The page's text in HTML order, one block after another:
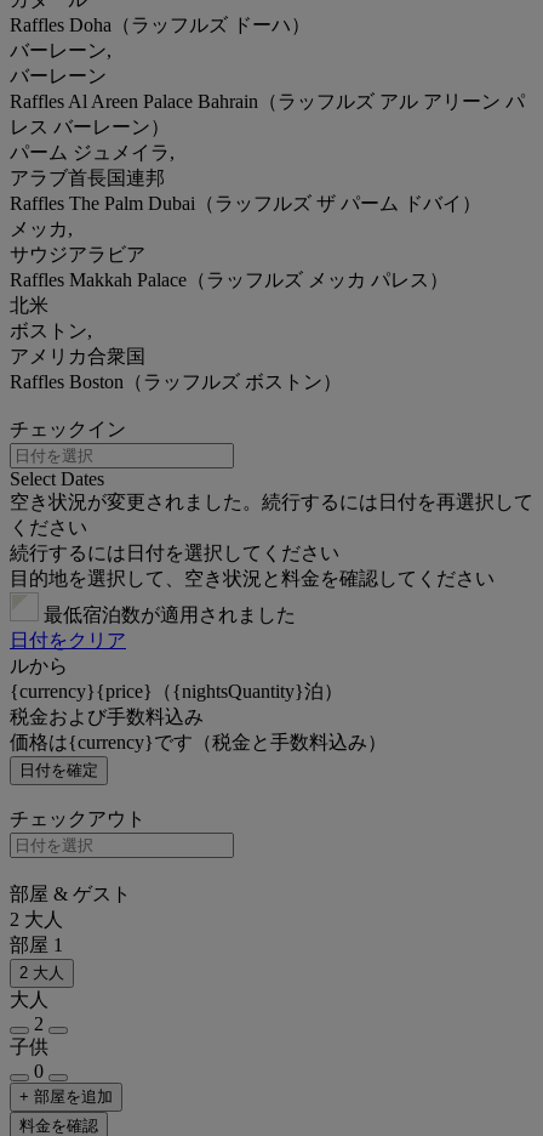
Raffles Doha（ラッフルズ ドーハ）
バーレーン,
バーレーン
Raffles Al Areen Palace Bahrain（ラッフルズ アル アリーン パ
レス バーレーン）
パーム ジュメイラ,
アラブ首長国連邦
Raffles The Palm Dubai（ラッフルズ ザ パーム ドバイ）
メッカ,
サウジアラビア
Raffles Makkah Palace（ラッフルズ メッカ パレス）
北米
ボストン,
アメリカ合衆国
Raffles Boston（ラッフルズ ボストン）
チェックイン
Select Dates
空き状況が変更されました。続行するには日付を再選択して
ください
続行するには日付を選択してください
目的地を選択して、空き状況と料金を確認してください
最低宿泊数が適用されました
日付をクリア
ルから
{currency}{price}（{nightsQuantity}泊）
税金および手数料込み
価格は{currency}です（税金と手数料込み）
日付を確定
チェックアウト
部屋 & ゲスト
2 大人
部屋 1
2 大人
大人
2
子供
0
+ 部屋を追加
料金を確認